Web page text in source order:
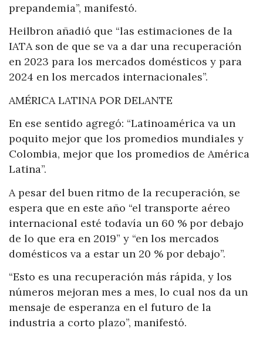
prepandemia”, manifestó.
Heilbron añadió que “las estimaciones de la
IATA son de que se va a dar una recuperación
en 2023 para los mercados domésticos y para
2024 en los mercados internacionales”.
AMÉRICA LATINA POR DELANTE
En ese sentido agregó: “Latinoamérica va un
poquito mejor que los promedios mundiales y
Colombia, mejor que los promedios de América
Latina”.
A pesar del buen ritmo de la recuperación, se
espera que en este año “el transporte aéreo
internacional esté todavía un 60 % por debajo
de lo que era en 2019” y “en los mercados
domésticos va a estar un 20 % por debajo”.
“Esto es una recuperación más rápida, y los
números mejoran mes a mes, lo cual nos da un
mensaje de esperanza en el futuro de la
industria a corto plazo”, manifestó.